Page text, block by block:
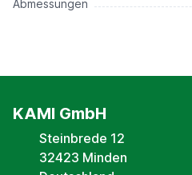
Abmessungen
KAMI GmbH
Steinbrede 12
32423 Minden